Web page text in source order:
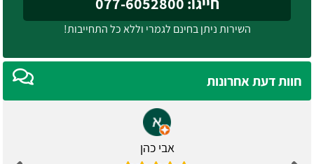
השירות ניתן בחינם לגמרי וללא כל התחייבות!
חוות דעת אחרונות
אבי כהן